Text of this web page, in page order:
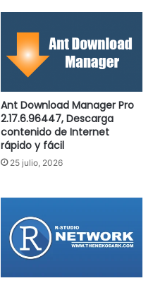
Ant Download Manager Pro
2.17.6.96447, Descarga
contenido de Internet
rápido y fácil
25 julio, 2026